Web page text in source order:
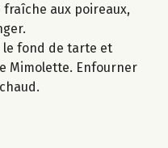
aux poireaux,
fond de tarte et
Mimolette. Enfourner